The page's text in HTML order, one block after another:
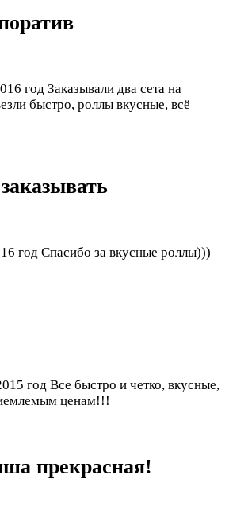
год Заказывали два сета на
быстро, роллы вкусные, всё
год Спасибо за вкусные роллы)))
год Все быстро и четко, вкусные,
ценам!!!
прекрасная!